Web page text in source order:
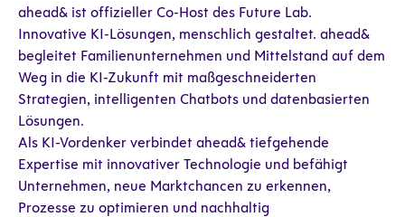
ahead& ist offizieller Co-Host des Future Lab.
Innovative KI-Lösungen, menschlich gestaltet. ahead&
begleitet Familienunternehmen und Mittelstand auf dem
Weg in die KI-Zukunft mit maßgeschneiderten
Strategien, intelligenten Chatbots und datenbasierten
Lösungen.
Als KI-Vordenker verbindet ahead& tiefgehende
Expertise mit innovativer Technologie und befähigt
Unternehmen, neue Marktchancen zu erkennen,
Prozesse zu optimieren und nachhaltig